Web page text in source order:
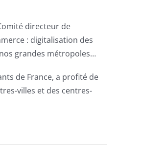
directeur de
: digitalisation des
grandes métropoles…
de France, a profité de
villes et des centres-